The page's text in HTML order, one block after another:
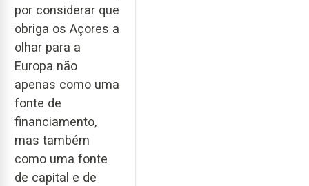
por considerar que
obriga os Açores a
olhar para a
Europa não
apenas como uma
fonte de
financiamento,
mas também
como uma fonte
de capital e de